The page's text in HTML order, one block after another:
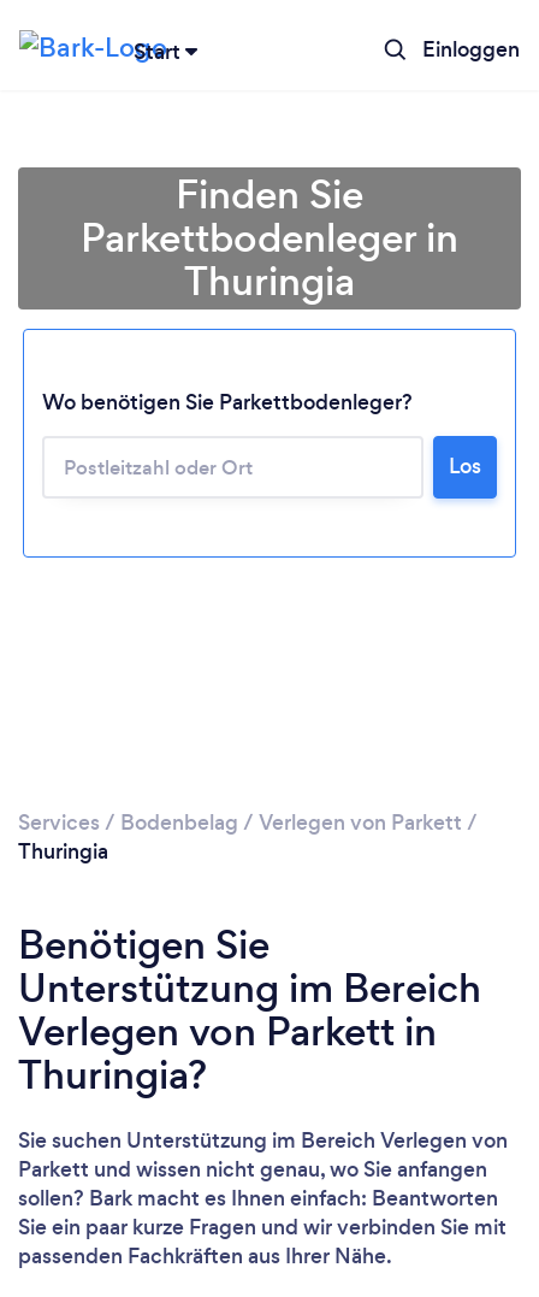
Start Einloggen
Lädt ...
Finden Sie
Parkettbodenleger in
Thuringia
Wo benötigen Sie Parkettbodenleger?
Los
Services / Bodenbelag / Verlegen von Parkett /
Thuringia
Benötigen Sie
Unterstützung im Bereich
Verlegen von Parkett in
Thuringia?
Sie suchen Unterstützung im Bereich Verlegen von
Parkett und wissen nicht genau, wo Sie anfangen
sollen? Bark macht es Ihnen einfach: Beantworten
Sie ein paar kurze Fragen und wir verbinden Sie mit
passenden Fachkräften aus Ihrer Nähe.